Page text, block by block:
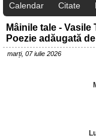
Calendar Citate
Mâinile tale - Vasile
Poezie adăugată
marți, 07 iulie 2026